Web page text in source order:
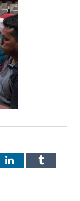
LinkedInTumblr